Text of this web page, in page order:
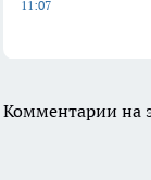
11:07
Комментарии на